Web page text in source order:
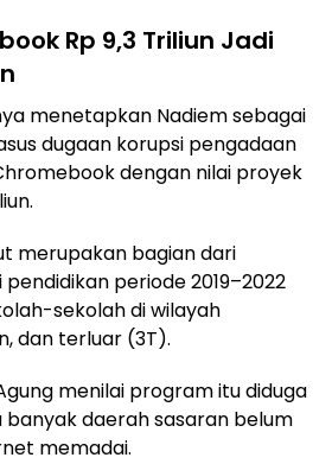
Rp 9,3 Triliun Jadi
menetapkan Nadiem sebagai
dugaan korupsi pengadaan
dengan nilai proyek
merupakan bagian dari
periode 2019–2022
sekolah di wilayah
dan terluar (3T).
menilai program itu diduga
daerah sasaran belum
memadai.